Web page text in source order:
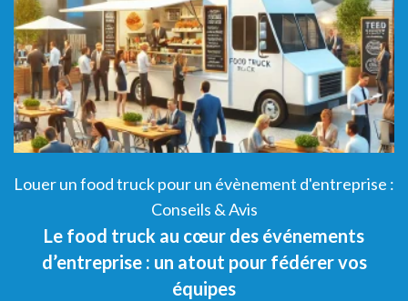
Louer un food truck pour un évènement d'entreprise :
Conseils & Avis
Le food truck au cœur des événements
d’entreprise : un atout pour fédérer vos
équipes